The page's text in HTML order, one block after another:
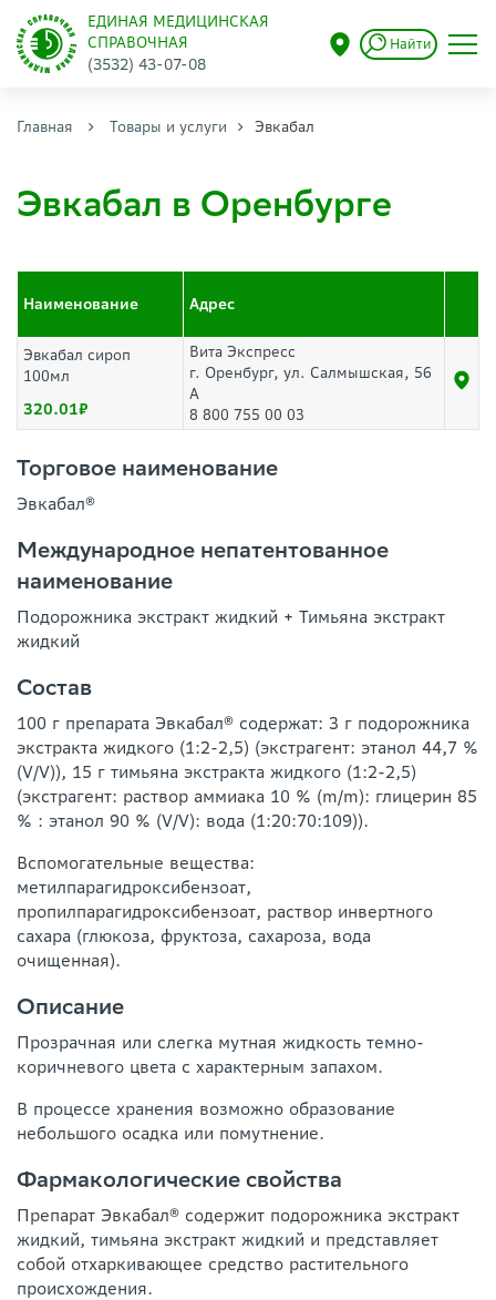
ЕДИНАЯ МЕДИЦИНСКАЯ
СПРАВОЧНАЯ
(3532) 43-07-08
Найти
Главная Товары и услуги Эвкабал
Эвкабал в Оренбурге
Наименование Адрес
Эвкабал сироп
100мл
320.01
Вита Экспресс
г. Оренбург, ул. Салмышская, 56
А
8 800 755 00 03
Торговое наименование
Эвкабал®
Международное непатентованное
наименование
Подорожника экстракт жидкий + Тимьяна экстракт
жидкий
Состав
100 г препарата Эвкабал® содержат: 3 г подорожника
экстракта жидкого (1:2-2,5) (экстрагент: этанол 44,7 %
(V/V)), 15 г тимьяна экстракта жидкого (1:2-2,5)
(экстрагент: раствор аммиака 10 % (m/m): глицерин 85
% : этанол 90 % (V/V): вода (1:20:70:109)).
Вспомогательные вещества:
метилпарагидроксибензоат,
пропилпарагидроксибензоат, раствор инвертного
сахара (глюкоза, фруктоза, сахароза, вода
очищенная).
Описание
Прозрачная или слегка мутная жидкость темно-
коричневого цвета с характерным запахом.
В процессе хранения возможно образование
небольшого осадка или помутнение.
Фармакологические свойства
Препарат Эвкабал® содержит подорожника экстракт
жидкий, тимьяна экстракт жидкий и представляет
собой отхаркивающее средство растительного
происхождения.